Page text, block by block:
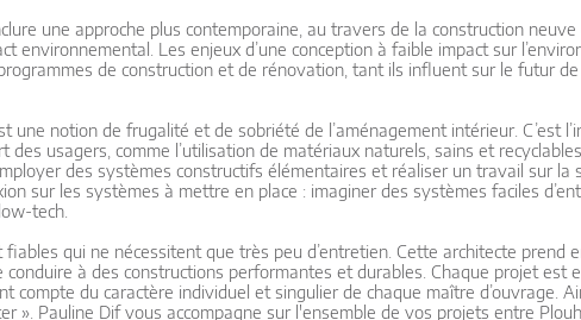
une approche plus contemporaine, au travers de la construction neuve
environnemental. Les enjeux d’une conception à faible impact sur
de construction et de rénovation, tant ils influent sur le futur de
notion de frugalité et de sobriété de l’aménagement intérieur. C’est
usagers, comme l’utilisation de matériaux naturels, sains et
des systèmes constructifs élémentaires et réaliser un travail sur la
sur les systèmes à mettre en place : imaginer des systèmes faciles
tech.
qui ne nécessitent que très peu d’entretien. Cette architecte prend
conduire à des constructions performantes et durables. Chaque projet est
du caractère individuel et singulier de chaque maître d’ouvrage.
». Pauline Dif vous accompagne sur l'ensemble de vos projets entre